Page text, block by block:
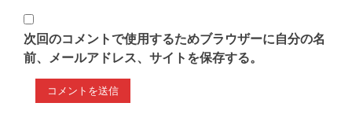
次回のコメントで使用するためブラウザーに自分の名
前、メールアドレス、サイトを保存する。